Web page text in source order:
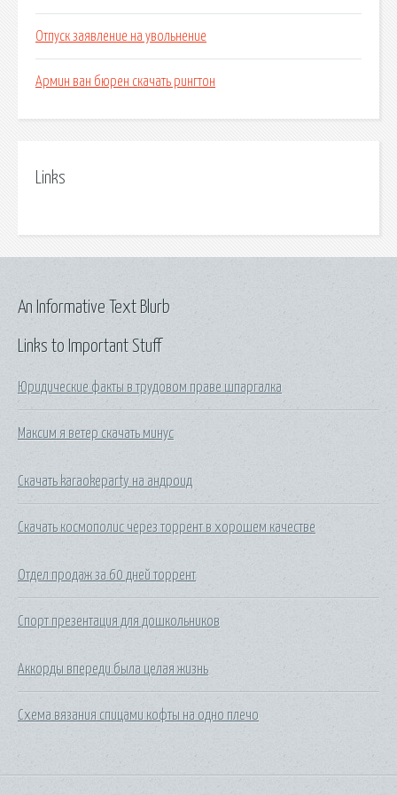
Отпуск заявление на увольнение
Армин ван бюрен скачать рингтон
Links
Links to Important Stuff
Юридические факты в трудовом праве шпаргалка
Максим я ветер скачать минус
Скачать karaokeparty на андроид
Скачать космополис через торрент в хорошем качестве
Отдел продаж за 60 дней торрент
Спорт презентация для дошкольников
Аккорды впереди была целая жизнь
Схема вязания спицами кофты на одно плечо
An Informative Text Blurb